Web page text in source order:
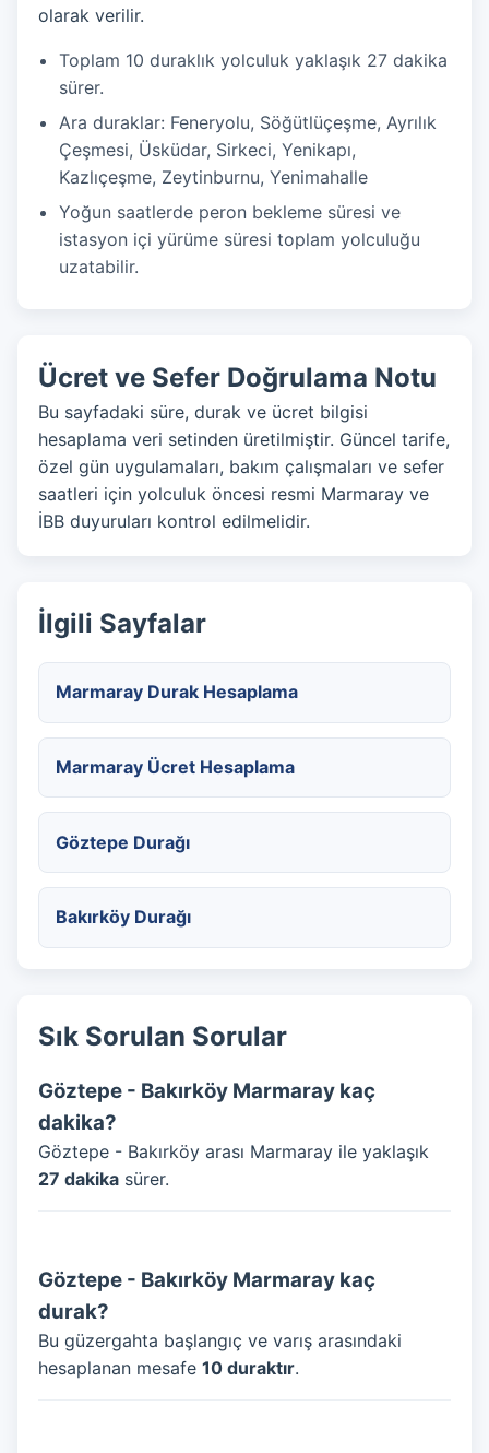
olarak verilir.
Toplam 10 duraklık yolculuk yaklaşık 27 dakika
sürer.
Ara duraklar: Feneryolu, Söğütlüçeşme, Ayrılık
Çeşmesi, Üsküdar, Sirkeci, Yenikapı,
Kazlıçeşme, Zeytinburnu, Yenimahalle
Yoğun saatlerde peron bekleme süresi ve
istasyon içi yürüme süresi toplam yolculuğu
uzatabilir.
Ücret ve Sefer Doğrulama Notu
Bu sayfadaki süre, durak ve ücret bilgisi
hesaplama veri setinden üretilmiştir. Güncel tarife,
özel gün uygulamaları, bakım çalışmaları ve sefer
saatleri için yolculuk öncesi resmi Marmaray ve
İBB duyuruları kontrol edilmelidir.
İlgili Sayfalar
Marmaray Durak Hesaplama
Marmaray Ücret Hesaplama
Göztepe Durağı
Bakırköy Durağı
Sık Sorulan Sorular
Göztepe - Bakırköy Marmaray kaç
dakika?
Göztepe - Bakırköy arası Marmaray ile yaklaşık
27 dakika sürer.
Göztepe - Bakırköy Marmaray kaç
durak?
Bu güzergahta başlangıç ve varış arasındaki
hesaplanan mesafe10 duraktır.